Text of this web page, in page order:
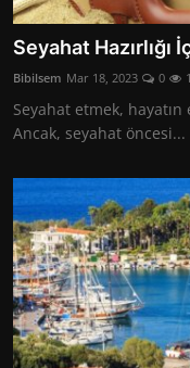
Seyahat Hazırlığı
Bibilsem Mar 18, 2023 0
Seyahat etmek,
Ancak, seyahat öncesi...